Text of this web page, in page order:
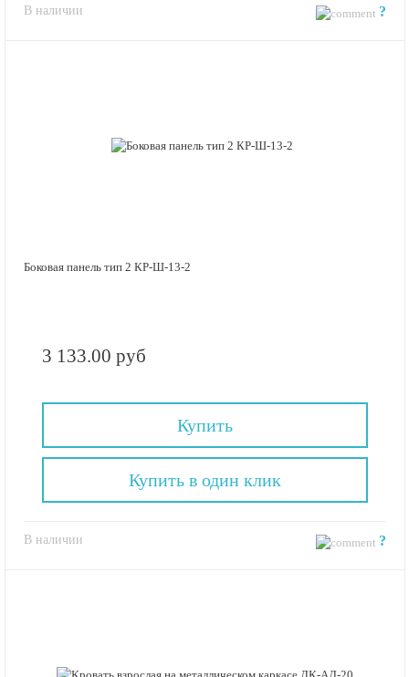
В наличии ?
Боковая панель тип 2 КР-Ш-13-2
3 133.00 руб
Купить
В наличии ?
Купить в один клик